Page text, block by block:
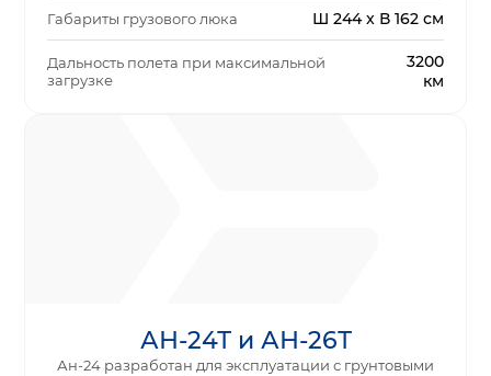
Габариты грузового люка Ш 244 x В 162 см
Дальность полета при максимальной
загрузке
3200
км
АН-24Т и АН-26Т
Ан-24 разработан для эксплуатации с грунтовыми